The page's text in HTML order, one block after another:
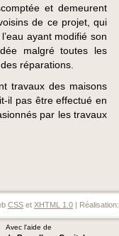
et demeurent
de ce projet, qui
ayant modifié son
malgré toutes les
réparations.
travaux des maisons
il pas être effectué en
par les travaux
CSS et XHTML 1.0 | Réalisation:
Avec l'aide de